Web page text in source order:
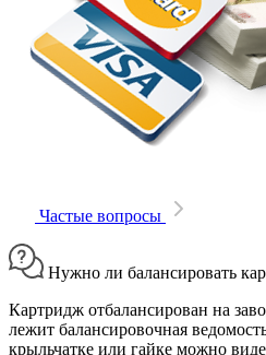
Частые вопросы
Нужно ли балансировать
Картридж отбалансирован на
лежит балансировочная
крыльчатке или гайке можно